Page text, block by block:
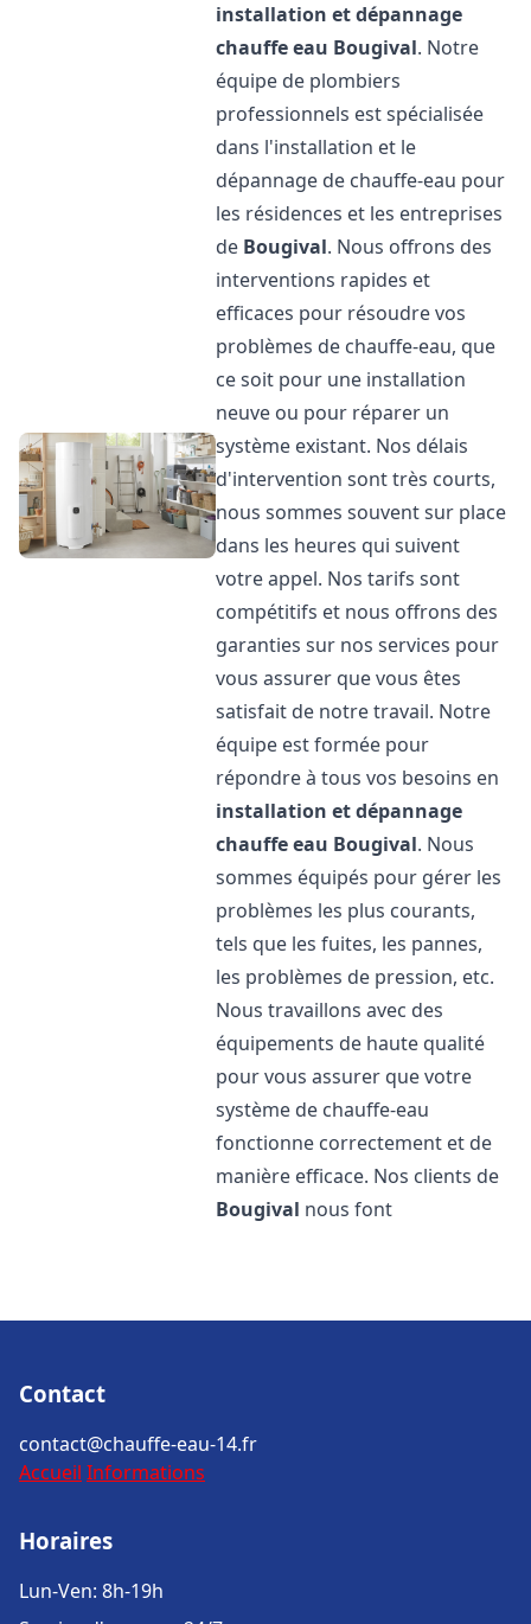
installation et dépannage
chauffe eau Bougival. Notre
équipe de plombiers
professionnels est spécialisée
dans l'installation et le
dépannage de chauffe-eau pour
les résidences et les entreprises
de Bougival. Nous offrons des
interventions rapides et
efficaces pour résoudre vos
problèmes de chauffe-eau, que
ce soit pour une installation
neuve ou pour réparer un
système existant. Nos délais
d'intervention sont très courts,
nous sommes souvent sur place
dans les heures qui suivent
votre appel. Nos tarifs sont
compétitifs et nous offrons des
garanties sur nos services pour
vous assurer que vous êtes
satisfait de notre travail. Notre
équipe est formée pour
répondre à tous vos besoins en
installation et dépannage
chauffe eau Bougival. Nous
sommes équipés pour gérer les
problèmes les plus courants,
tels que les fuites, les pannes,
les problèmes de pression, etc.
Nous travaillons avec des
équipements de haute qualité
pour vous assurer que votre
système de chauffe-eau
fonctionne correctement et de
manière efficace. Nos clients de
Bougival nous font
Contact
contact@chauffe-eau-14.fr
Accueil Informations
Horaires
Lun-Ven: 8h-19h